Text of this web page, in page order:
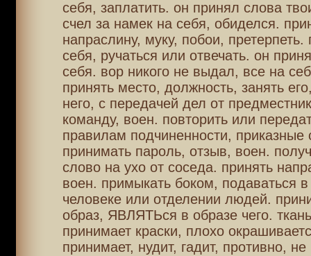
себя, заплатить. он принял слова
счел за намек на себя, обиделся.
напраслину, муку, побои, претерпеть.
себя, ручаться или отвечать. он
себя. вор никого не выдал, все на
принять место, должность, занять
него, с передачей дел от
команду, воен. повторить или
правилам подчиненности, приказные
принимать пароль, отзыв, воен.
слово на ухо от соседа. принять
воен. примыкать боком, подаваться в
человеке или отделении людей.
образ, ЯВЛЯТЬся в образе чего.
принимает краски, плохо
принимает, нудит, гадит, противно, не